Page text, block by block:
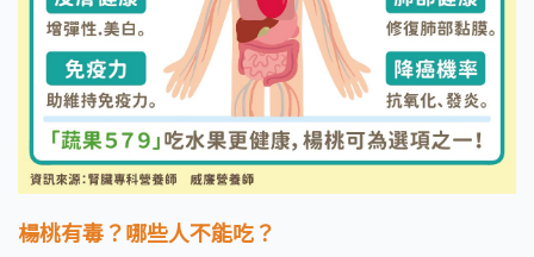
楊桃有毒？哪些人不能吃？